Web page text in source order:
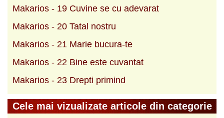
Makarios - 19 Cuvine se cu adevarat
Makarios - 20 Tatal nostru
Makarios - 21 Marie bucura-te
Makarios - 22 Bine este cuvantat
Makarios - 23 Drepti primind
Cele mai vizualizate articole din categorie